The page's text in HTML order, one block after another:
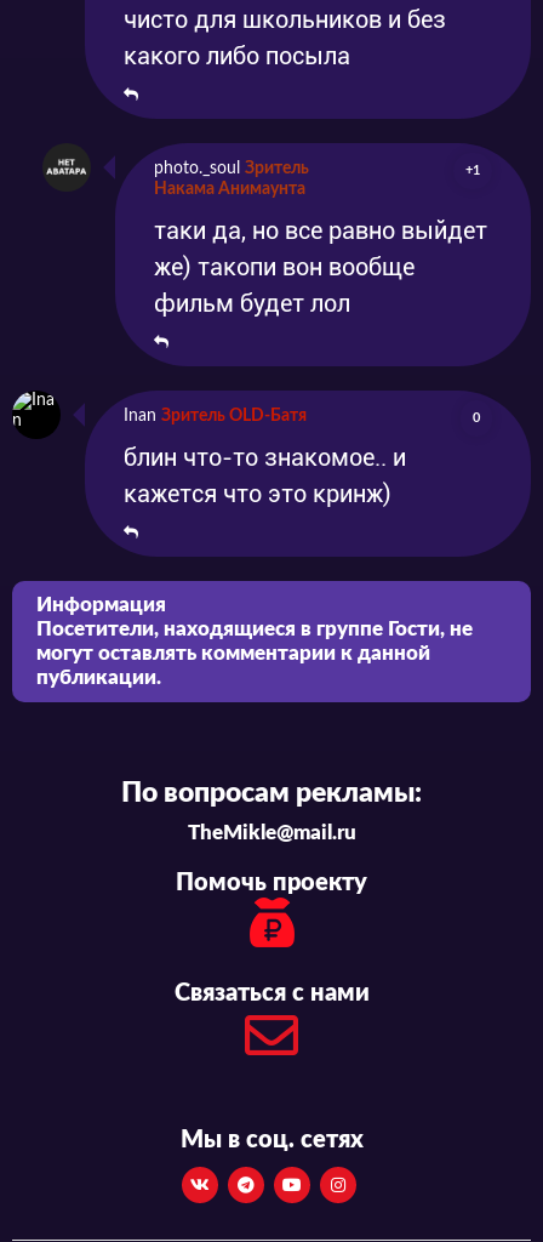
чисто для школьников и без
какого либо посыла
photo._soul Зритель
Накама Анимаунта
+1
таки да, но все равно выйдет
же) такопи вон вообще
фильм будет лол
Inan Зритель OLD-Батя 0
блин что-то знакомое.. и
кажется что это кринж)
Информация
Посетители, находящиеся в группе Гости, не
могут оставлять комментарии к данной
публикации.
По вопросам рекламы:
TheMikle@mail.ru
Помочь проекту
Связаться с нами
Мы в соц. сетях